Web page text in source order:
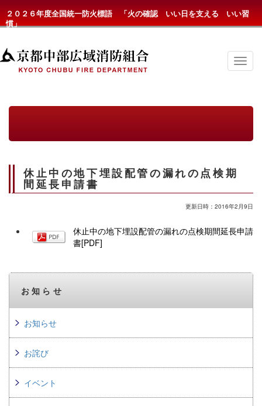
２０２６年度全国統一防火標語 「火の確認 いい日を支える いい習
慣」
京
都
組
ュ
休止中の地下埋設配管の漏れの点検期
間延長申請書
更新日時：2016年2月9日
休止中の地下埋設配管の漏れの点検期間延長申請
書[PDF]
お知らせ
お知らせ
お詫び
イベント